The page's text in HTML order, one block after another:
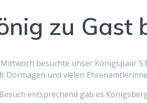
zu Gast
besuchte unser Königspaar
Dormagen und vielen
entsprechend gab es